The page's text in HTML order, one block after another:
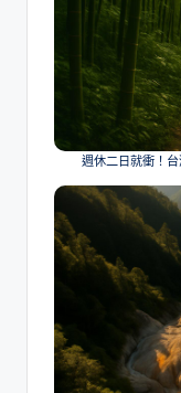
週休二日就衝！